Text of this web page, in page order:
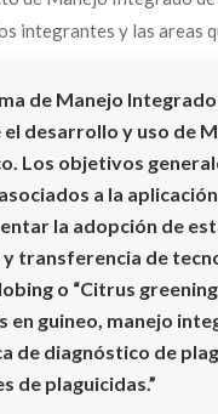
integrantes y las areas
de Manejo
desarrollo y uso de
Los objetivos
a la
la adopción de
y transferencia de
o “Citrus
en guineo, manejo
de diagnóstico de
de plaguicidas.”